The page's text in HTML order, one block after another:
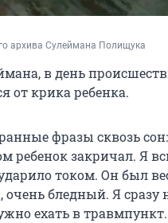
архива Сулеймана Полищука
в день
от крика ребенка.
фразы сквозь
ребенок закричал. Я
током. Он был
бледный. Я сразу
ехать в травмпункт.